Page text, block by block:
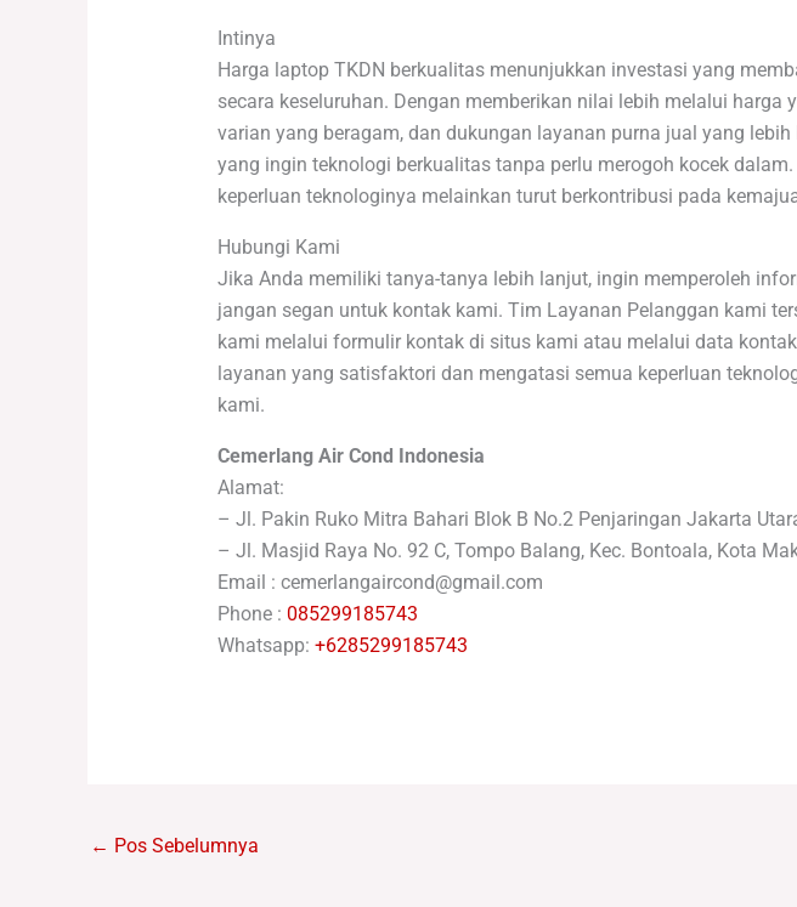
Intinya
Harga laptop TKDN berkualitas menunjukkan investasi yang
secara keseluruhan. Dengan memberikan nilai lebih melalui
varian yang beragam, dan dukungan layanan purna jual yang
yang ingin teknologi berkualitas tanpa perlu merogoh kocek
keperluan teknologinya melainkan turut berkontribusi pada
Hubungi Kami
Jika Anda memiliki tanya-tanya lebih lanjut, ingin memperoleh
jangan segan untuk kontak kami. Tim Layanan Pelanggan kami
kami melalui formulir kontak di situs kami atau melalui data
layanan yang satisfaktori dan mengatasi semua keperluan
kami.
Cemerlang Air Cond Indonesia
Alamat:
– Jl. Pakin Ruko Mitra Bahari Blok B No.2 Penjaringan Jakarta
– Jl. Masjid Raya No. 92 C, Tompo Balang, Kec. Bontoala, Kota
Email : cemerlangaircond@gmail.com
Phone : 085299185743
Whatsapp: +6285299185743
← Pos Sebelumnya